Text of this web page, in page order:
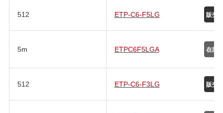
512 ETP-C6-F5LG
5m ETPC6F5LGA
512 ETP-C6-F3LG